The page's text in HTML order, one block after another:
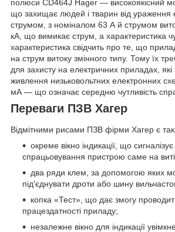
полюси CD464J Hager — високоякісний
що захищає людей і тварин від ураження
струмом, з номіналом 63 А й струмом
кА, що вимикає струм, а характеристика
характеристика свідчить про те, що
на струм витоку змінного типу. Тому їх
для захисту на електричних приладах, які
живлення низьковольтних електронних
мА — що означає середню чутливість
Переваги ПЗВ Хагер
Відмітними рисами ПЗВ фірми Хагер є
окреме вікно індикації, що
спрацьовування пристрою саме на
два ряди клем, за допомогою яких
під'єднувати дроти або шину
копка «Тест», що дає змогу
працездатності приладу;
незалежне вікно для індикації